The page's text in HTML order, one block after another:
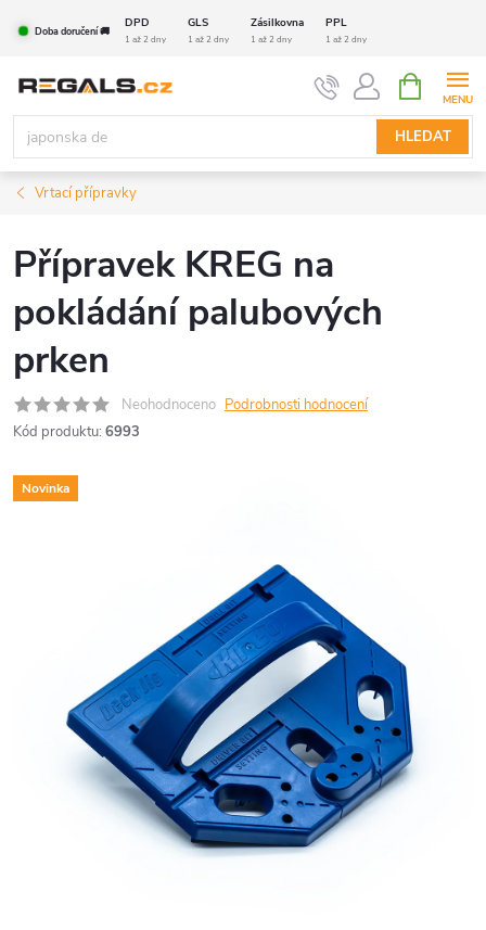
Doba doručení 🚚
DPD GLS Zásilkovna PPL
1 až 2 dny 1 až 2 dny 1 až 2 dny 1 až 2 dny
HLEDAT
NÁKUPNÍ
KOŠÍK
Vrtací přípravky
Přípravek KREG na
pokládání palubových
prken
Neohodnoceno Podrobnosti hodnocení
Kód produktu: 6993
Novinka